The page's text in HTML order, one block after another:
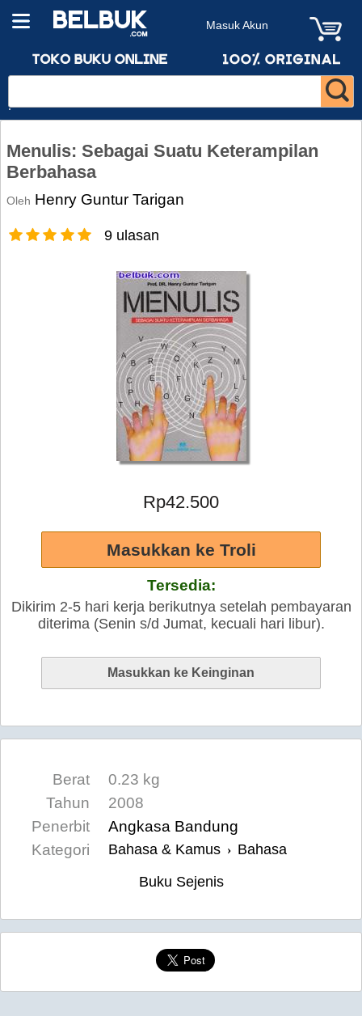
Masuk Akun
Menulis: Sebagai Suatu Keterampilan
Berbahasa
Oleh Henry Guntur Tarigan
9 ulasan
Rp42.500
Tersedia:
Dikirim 2-5 hari kerja berikutnya setelah pembayaran
diterima (Senin s/d Jumat, kecuali hari libur).
Berat
0.23 kg
Tahun
2008
Penerbit
Angkasa Bandung
Kategori
Bahasa & Kamus › Bahasa
Buku Sejenis